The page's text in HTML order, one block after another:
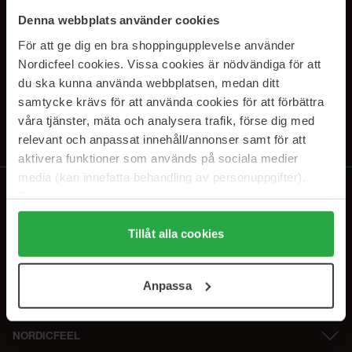
Denna webbplats använder cookies
För att ge dig en bra shoppingupplevelse använder
Nordicfeel cookies. Vissa cookies är nödvändiga för att
du ska kunna använda webbplatsen, medan ditt
samtycke krävs för att använda cookies för att förbättra
våra tjänster, mäta och analysera trafik, förse dig med
relevant och anpassat innehåll/annonser samt för att
aktivera funktioner som används på sociala medier
media (kan innefatta behandling av personuppgifter).
Genom att trycka på "Tillåt alla cookies" accepterar du
alla cookies, medan du under "Detaljer" kan anpassa
användningen av cookies. Du kan när som helst återkalla
samt vår Integritetspolicy.
Tillåt alla cookies
Anpassa
SUBSCRIBE TO OUR
NEWSLETTER
E-postadresse
Ved å abonnere godtar du vårpersonvernerklæring. Du kan melde deg
NORDICFEEL